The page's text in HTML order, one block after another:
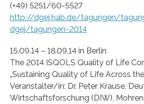
(+49) 5251/60-5527
http://dgej.hab.de/tagungen/
dgej/tagungen-2014
15.09.14 – 18.09.14 in Berlin
The 2014 ISQOLS Quality of Life
„Sustaining Quality of Life Across
Veranstalter/in: Dr. Peter Krause,
Wirtschaftsforschung (DIW),